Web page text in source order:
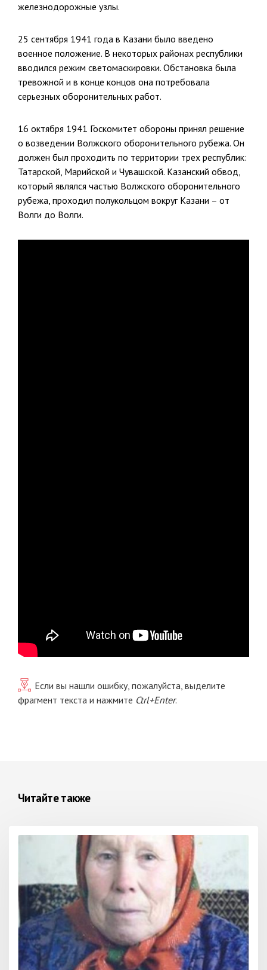
железнодорожные узлы.
25 сентября 1941 года в Казани было введено
военное положение. В некоторых районах республики
вводился режим светомаскировки. Обстановка была
тревожной и в конце концов она потребовала
серьезных оборонительных работ.
16 октября 1941 Госкомитет обороны принял решение
о возведении Волжского оборонительного рубежа. Он
должен был проходить по территории трех республик:
Татарской, Марийской и Чувашской. Казанский обвод,
который являлся частью Волжского оборонительного
рубежа, проходил полукольцом вокруг Казани – от
Волги до Волги.
Если вы нашли ошибку, пожалуйста, выделите
фрагмент текста и нажмите Ctrl+Enter.
Читайте также